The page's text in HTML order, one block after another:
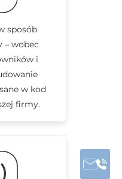
sposób
– wobec
i
w kod
firmy.